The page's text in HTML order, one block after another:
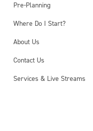
Pre-Planning
Where Do I Start?
About Us
Contact Us
Services & Live Streams